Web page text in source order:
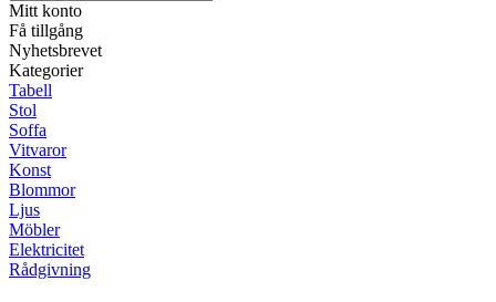
Mitt konto
Få tillgång
Nyhetsbrevet
Kategorier
Tabell
Stol
Soffa
Vitvaror
Konst
Blommor
Ljus
Möbler
Elektricitet
Rådgivning